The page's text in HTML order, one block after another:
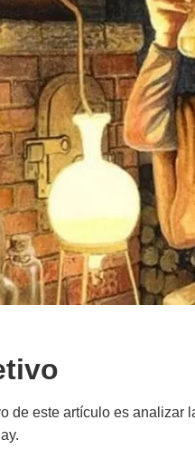
de este artículo es analizar